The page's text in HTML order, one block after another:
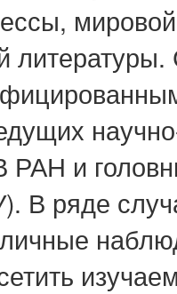
РАН и
ряде